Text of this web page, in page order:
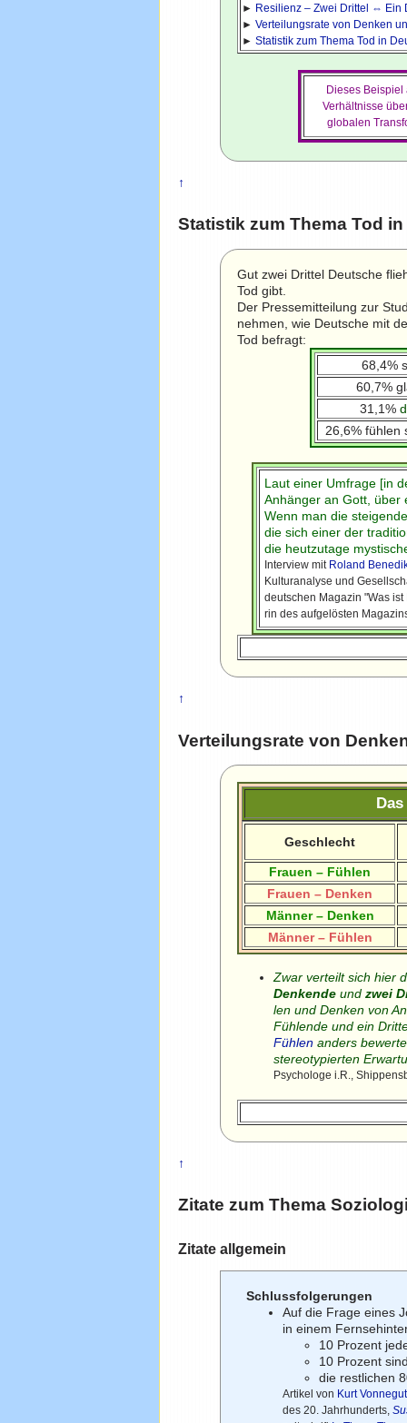
► Resilienz – Zwei Drittel ⇔ Ein
►Verteilungsrate von Denken
►Statistik zum Thema Tod in
Dieses Beispiel
Verhältnisse
globalen
↑
Statistik zum Thema Tod
Gut zwei Drittel Deutsche
Tod gibt.
Der Pressemitteilung zur
nehmen, wie Deutsche mit
Tod befragt:
68,4%
60,7%
31,1%
26,6% fühlen
Laut einer Umfrage [in
Anhänger an Gott, über
Wenn man die
die sich einer der
die heutzutage
Interview mit Roland
Kulturanalyse und
deutschen Magazin "Was
rin des aufgelösten
↑
Verteilungsrate von
Geschlecht
Frauen – Fühlen
Frauen – Denken
Männer – Denken
Männer – Fühlen
Zwar verteilt sich hier
Denkende undzwei
len und Denken von
Fühlende und ein
Fühlen anders
stereotypierten
Psychologe i.R.,
↑
Zitate zum Thema
Zitate allgemein
Schlussfolgerungen
Auf die Frage eines
in einem
10 Prozent
10 Prozent
die restlichen
Artikel von Kurt
des 20. Jahrhunderts,